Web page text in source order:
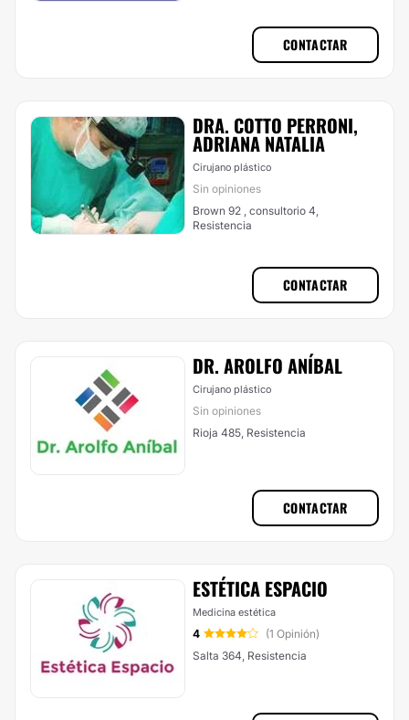
CONTACTAR
DRA. COTTO PERRONI,
ADRIANA NATALIA
Cirujano plástico
Sin opiniones
Brown 92 , consultorio 4,
Resistencia
CONTACTAR
DR. AROLFO ANÍBAL
Cirujano plástico
Sin opiniones
Rioja 485, Resistencia
CONTACTAR
ESTÉTICA ESPACIO
Medicina estética
4
(1 Opinión)
Salta 364, Resistencia